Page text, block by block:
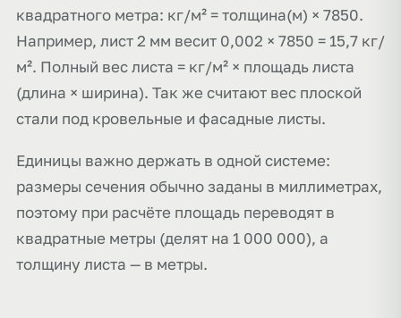
квадратного метра: кг/м² = толщина(м) × 7850.
Например, лист 2 мм весит 0,002 × 7850 = 15,7 кг/
м². Полный вес листа = кг/м² × площадь листа
(длина × ширина). Так же считают вес плоской
стали под кровельные и фасадные листы.
Единицы важно держать в одной системе:
размеры сечения обычно заданы в миллиметрах,
поэтому при расчёте площадь переводят в
квадратные метры (делят на 1 000 000), а
толщину листа — в метры.